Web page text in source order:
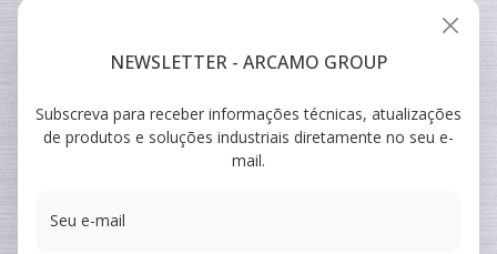
VEICULAR
ARCAMO
FORMAÇÕES
NEWSLETTER - ARCAMO GROUP
Subscreva para receber informações técnicas, atualizações
de produtos e soluções industriais diretamente no seu e-
mail.
Seu e-mail